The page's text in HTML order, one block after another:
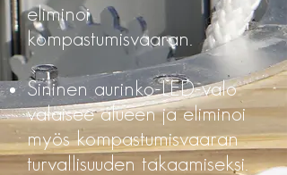
eliminoi
kompastumisvaaran.
Sininen aurinko-LED-valo
valaisee alueen ja eliminoi
myös kompastumisvaaran
turvallisuuden takaamiseksi.